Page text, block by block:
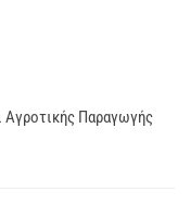
Αγροτικής Παραγωγής